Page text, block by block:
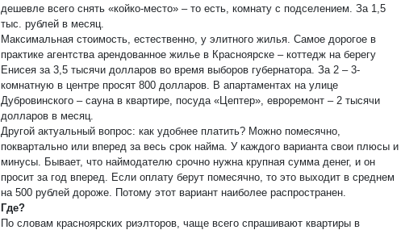
дешевле всего снять «койко-место» – то есть, комнату с подселением. За 1,5
тыс. рублей в месяц.
Максимальная стоимость, естественно, у элитного жилья. Самое дорогое в
практике агентства арендованное жилье в Красноярске – коттедж на берегу
Енисея за 3,5 тысячи долларов во время выборов губернатора. За 2 – 3-
комнатную в центре просят 800 долларов. В апартаментах на улице
Дубровинского – сауна в квартире, посуда «Цептер», евроремонт – 2 тысячи
долларов в месяц.
Другой актуальный вопрос: как удобнее платить? Можно помесячно,
поквартально или вперед за весь срок найма. У каждого варианта свои плюсы и
минусы. Бывает, что наймодателю срочно нужна крупная сумма денег, и он
просит за год вперед. Если оплату берут помесячно, то это выходит в среднем
на 500 рублей дороже. Потому этот вариант наиболее распространен.
Где?
По словам красноярских риэлторов, чаще всего спрашивают квартиры в